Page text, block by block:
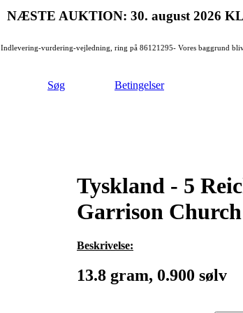
NÆSTE AUKTION: 30. august 2026
Indlevering-vurdering-vejledning, ring på 86121295- Vores baggrund
Søg Betingelser
Tyskland - 5
Garrison
Beskrivelse:
13.8 gram, 0.900 sølv